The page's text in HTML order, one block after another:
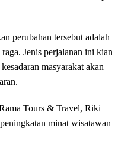
perubahan tersebut adalah
Jenis perjalanan ini kian
masyarakat akan
Tours & Travel, Riki
minat wisatawan